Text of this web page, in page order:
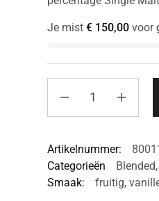
Je mist €150,00voor
Artikelnummer:
Categorieën
Blended,
Smaak:
fruitig,